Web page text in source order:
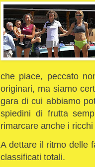
che piace, peccato
originari, ma siamo
gara di cui abbiamo
spiedini di frutta
rimarcare anche i
A dettare il ritmo delle
classificati totali.